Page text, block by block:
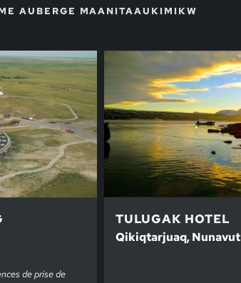
AUBERGE MAANITAAUKIMIKW
de prise de
TULUGAK HOTEL
Qikiqtarjuaq, Nunavut